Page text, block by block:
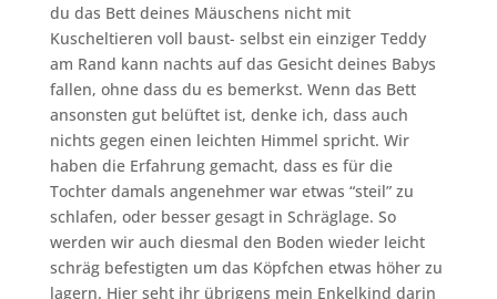
du das Bett deines Mäuschens nicht mit
Kuscheltieren voll baust- selbst ein einziger Teddy
am Rand kann nachts auf das Gesicht deines Babys
fallen, ohne dass du es bemerkst. Wenn das Bett
ansonsten gut belüftet ist, denke ich, dass auch
nichts gegen einen leichten Himmel spricht. Wir
haben die Erfahrung gemacht, dass es für die
Tochter damals angenehmer war etwas “steil” zu
schlafen, oder besser gesagt in Schräglage. So
werden wir auch diesmal den Boden wieder leicht
schräg befestigten um das Köpfchen etwas höher zu
lagern. Hier seht ihr übrigens mein Enkelkind darin